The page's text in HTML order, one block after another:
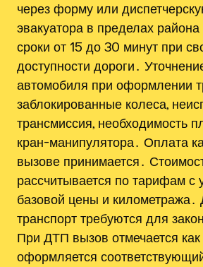
через форму или
эвакуатора в пределах района
сроки от 15 до 30 минут при
доступности дороги․
автомобиля при оформлении
заблокированные колеса,
трансмиссия, необходимость
кран-манипулятора․ Оплата
вызове принимается․
рассчитывается по тарифам с
базовой цены и километража․
транспорт требуются для
При ДТП вызов отмечается
оформляется